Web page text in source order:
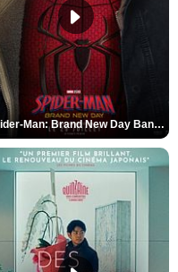
Spider-Man: Brand New Day Bande-annonce VO STFR